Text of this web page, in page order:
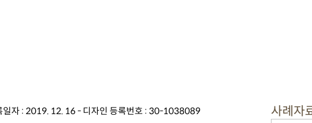
일자 : 2019. 12. 16 - 디자인 등록번호 : 30-1038089 사례자